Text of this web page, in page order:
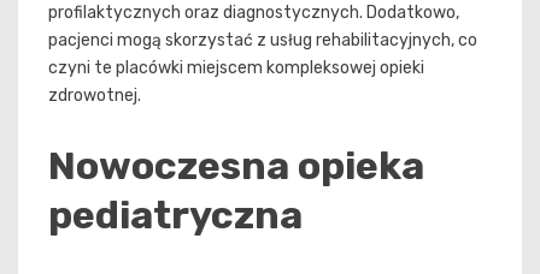
profilaktycznych oraz diagnostycznych. Dodatkowo,
pacjenci mogą skorzystać z usług rehabilitacyjnych, co
czyni te placówki miejscem kompleksowej opieki
zdrowotnej.
Nowoczesna opieka
pediatryczna